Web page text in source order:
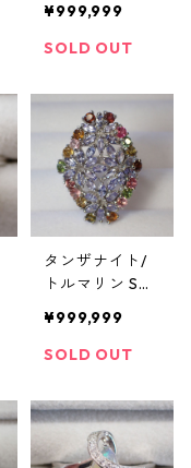
5/WGメッキリ
ング 4.3g 15号
¥999,999
SOLD OUT
タンザナイト/
トルマリン SV9
キ リング 8.7g 1
8号/32x24mm
¥999,999
SOLD OUT